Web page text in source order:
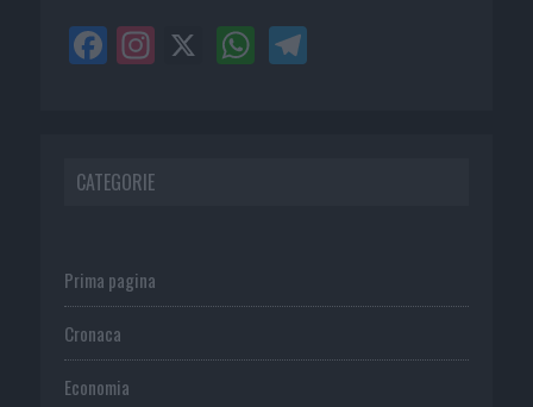
CATEGORIE
Prima pagina
Cronaca
Economia